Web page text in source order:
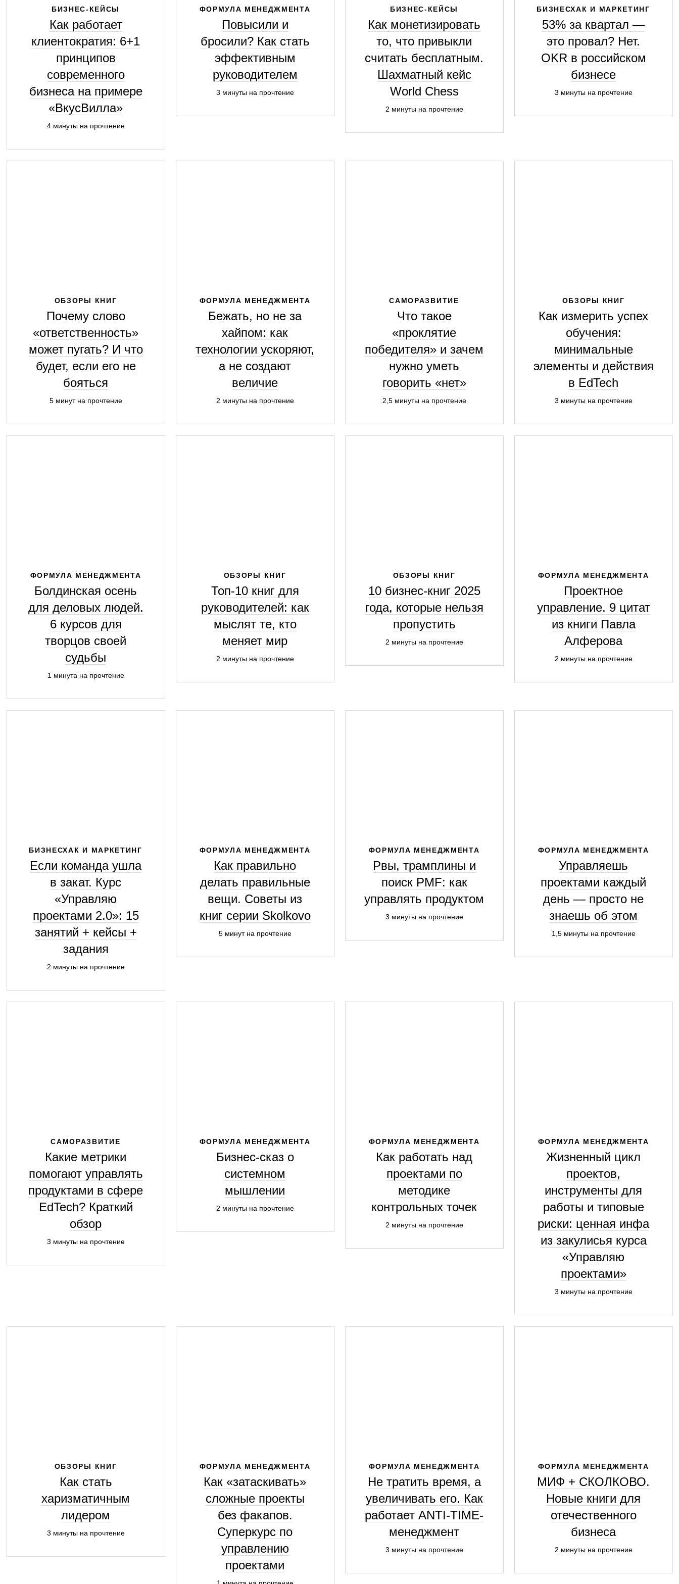
БИЗНЕС-КЕЙСЫ
Как работает
клиентократия: 6+1
принципов
современного
бизнеса на примере
«ВкусВилла»
4 минуты на прочтение
ФОРМУЛА МЕНЕДЖМЕНТА
Повысили и
бросили? Как стать
эффективным
руководителем
3 минуты на прочтение
БИЗНЕС-КЕЙСЫ
Как монетизировать
то, что привыкли
считать бесплатным.
Шахматный кейс
World Chess
2 минуты на прочтение
БИЗНЕСХАК И МАРКЕТИНГ
53% за квартал —
это провал? Нет.
OKR в российском
бизнесе
3 минуты на прочтение
ОБЗОРЫ КНИГ
Почему слово
«ответственность»
может пугать? И что
будет, если его не
бояться
5 минут на прочтение
ФОРМУЛА МЕНЕДЖМЕНТА
Бежать, но не за
хайпом: как
технологии ускоряют,
а не создают
величие
2 минуты на прочтение
САМОРАЗВИТИЕ
Что такое
«проклятие
победителя» и зачем
нужно уметь
говорить «нет»
2,5 минуты на прочтение
ОБЗОРЫ КНИГ
Как измерить успех
обучения:
минимальные
элементы и действия
в EdTech
3 минуты на прочтение
ФОРМУЛА МЕНЕДЖМЕНТА
Болдинская осень
для деловых людей.
6 курсов для
творцов своей
судьбы
1 минута на прочтение
ОБЗОРЫ КНИГ
Топ-10 книг для
руководителей: как
мыслят те, кто
меняет мир
2 минуты на прочтение
ОБЗОРЫ КНИГ
10 бизнес-книг 2025
года, которые нельзя
пропустить
2 минуты на прочтение
ФОРМУЛА МЕНЕДЖМЕНТА
Проектное
управление. 9 цитат
из книги Павла
Алферова
2 минуты на прочтение
БИЗНЕСХАК И МАРКЕТИНГ
Если команда ушла
в закат. Курс
«Управляю
проектами 2.0»: 15
занятий + кейсы +
задания
2 минуты на прочтение
ФОРМУЛА МЕНЕДЖМЕНТА
Как правильно
делать правильные
вещи. Советы из
книг серии Skolkovo
5 минут на прочтение
ФОРМУЛА МЕНЕДЖМЕНТА
Рвы, трамплины и
поиск PMF: как
управлять продуктом
3 минуты на прочтение
ФОРМУЛА МЕНЕДЖМЕНТА
Управляешь
проектами каждый
день — просто не
знаешь об этом
1,5 минуты на прочтение
САМОРАЗВИТИЕ
Какие метрики
помогают управлять
продуктами в сфере
EdTech? Краткий
обзор
3 минуты на прочтение
ФОРМУЛА МЕНЕДЖМЕНТА
Бизнес-сказ о
системном
мышлении
2 минуты на прочтение
ФОРМУЛА МЕНЕДЖМЕНТА
Как работать над
проектами по
методике
контрольных точек
2 минуты на прочтение
ФОРМУЛА МЕНЕДЖМЕНТА
Жизненный цикл
проектов,
инструменты для
работы и типовые
риски: ценная инфа
из закулисья курса
«Управляю
проектами»
3 минуты на прочтение
ОБЗОРЫ КНИГ
Как стать
харизматичным
лидером
3 минуты на прочтение
ФОРМУЛА МЕНЕДЖМЕНТА
Как «затаскивать»
сложные проекты
без факапов.
Суперкурс по
управлению
проектами
ФОРМУЛА МЕНЕДЖМЕНТА
Не тратить время, а
увеличивать его. Как
работает ANTI-TIME-
менеджмент
3 минуты на прочтение
ФОРМУЛА МЕНЕДЖМЕНТА
МИФ + СКОЛКОВО.
Новые книги для
отечественного
бизнеса
2 минуты на прочтение